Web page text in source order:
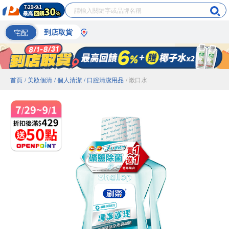
宅配 到店取貨
首頁 / 美妝個清 / 個人清潔 / 口腔清潔用品 / 漱口水